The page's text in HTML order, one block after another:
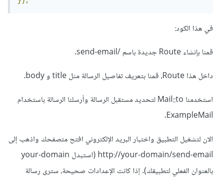
في هذا الكود:
قمنا بإنشاء Route جديدة باسم /send-email.
داخل هذا Route، قمنا بتعريف تفاصيل الرسالة مثل title و body.
استخدمنا Mail::to لتحديد مستقبل الرسالة وأرسلنا الرسالة باستخدام
ExampleMail.
الان لتشغيل التطبيق واختبار البريد الإلكتروني افتح متصفحك واذهب إلى
http://your-domain/send-email (استبدل your-domain
بالعنوان الفعلي لتطبيقك). إذا كانت الإعدادات صحيحة، سترى رسالة